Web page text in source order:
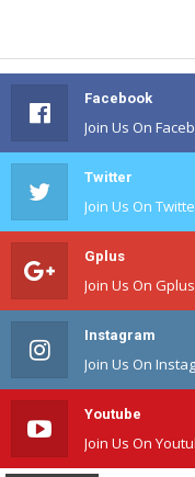
Facebook
Join Us On
Twitter
Join Us On
Gplus
Join Us On Gplus
Instagram
Join Us On
Youtube
Join Us On